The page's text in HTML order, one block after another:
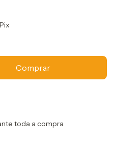
toda a compra.